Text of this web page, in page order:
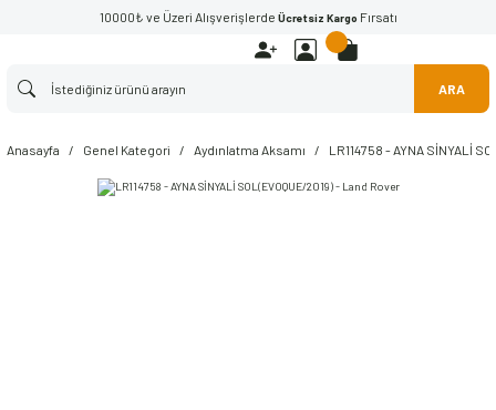
10000₺ ve Üzeri Alışverişlerde Ücretsiz Kargo Fırsatı
ARA
Anasayfa Genel Kategori Aydınlatma Aksamı LR114758 - AYNA SİNYALİ